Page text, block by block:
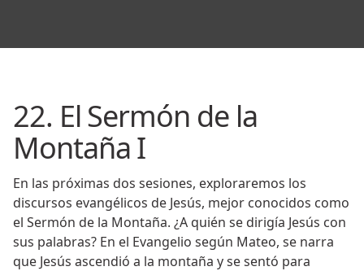
22. El Sermón de la
Montaña I
En las próximas dos sesiones, exploraremos los
discursos evangélicos de Jesús, mejor conocidos como
el Sermón de la Montaña. ¿A quién se dirigía Jesús con
sus palabras? En el Evangelio según Mateo, se narra
que Jesús ascendió a la montaña y se sentó para